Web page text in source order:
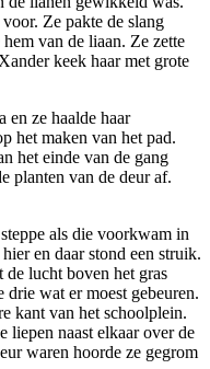
Ze pakte de slang
van de liaan. Ze zette
keek haar met grote
en ze haalde haar
het maken van het pad.
het einde van de gang
planten van de deur af.
als die voorkwam in
en daar stond een struik.
de lucht boven het gras
wat er moest gebeuren.
kant van het schoolplein.
liepen naast elkaar over de
waren hoorde ze gegrom